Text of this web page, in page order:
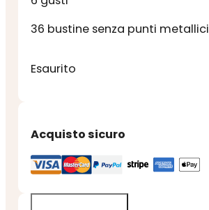
36 bustine senza punti metallici
Esaurito
Acquisto sicuro